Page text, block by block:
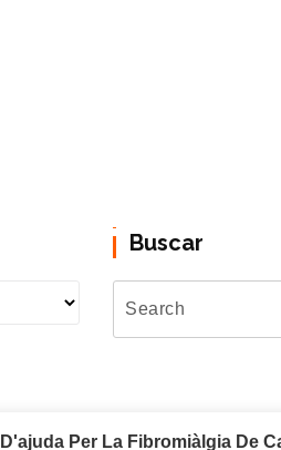
Buscar
Per La Fibromiàlgia De